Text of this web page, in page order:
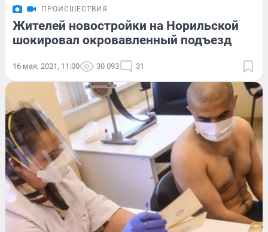
ПРОИСШЕСТВИЯ
Жителей новостройки на Норильской
шокировал окровавленный подъезд
16 мая, 2021, 11:00 30 093 31